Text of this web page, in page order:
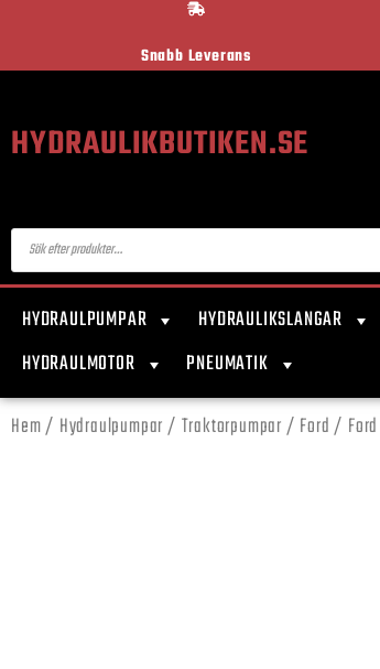
Snabb Leverans
HYDRAULIKBUTIKEN.SE
HYDRAULPUMPAR HYDRAULIKSLANGAR
HYDRAULMOTOR
PNEUMATIK
Hem/ Hydraulpumpar/ Traktorpumpar/ Ford/ Ford